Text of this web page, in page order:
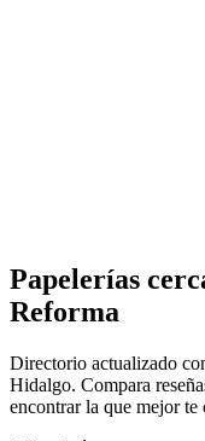
Papelerías
Reforma
Directorio actualizado
Hidalgo. Compara
encontrar la que mejor te